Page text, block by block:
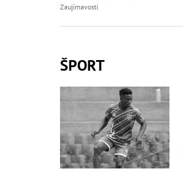
Zaujímavosti
ŠPORT